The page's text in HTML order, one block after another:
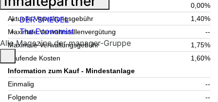
Maximale Rücknahmegebühr
0,00%
Aktuelle Verwaltungsgebühr
1,40%
Maximale Verwahrstellenvergütung
--
Maximale Verwaltungsgebühr
1,75%
Laufende Kosten
1,60%
Information zum Kauf - Mindestanlage
Einmalig
--
Folgende
--
DER SPIEGEL
The Economist
Alle Magazine der manager-Gruppe